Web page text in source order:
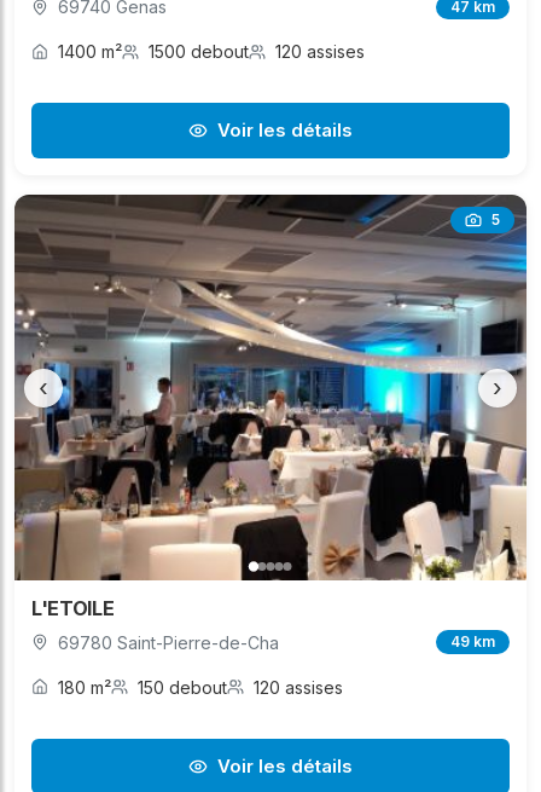
69740 Genas 47 km
1400 m² 1500 debout 120 assises
Voir les détails
5
‹ ›
L'ETOILE
69780 Saint-Pierre-de-Cha 49 km
180 m² 150 debout 120 assises
Voir les détails